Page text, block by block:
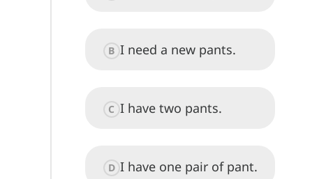
B I need a new pants.
C I have two pants.
D I have one pair of pant.